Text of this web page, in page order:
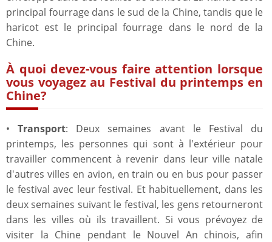
principal fourrage dans le sud de la Chine, tandis que le
haricot est le principal fourrage dans le nord de la
Chine.
À quoi devez-vous faire attention lorsque
vous voyagez au Festival du printemps en
Chine?
•Transport: Deux semaines avant le Festival du
printemps, les personnes qui sont à l'extérieur pour
travailler commencent à revenir dans leur ville natale
d'autres villes en avion, en train ou en bus pour passer
le festival avec leur festival. Et habituellement, dans les
deux semaines suivant le festival, les gens retourneront
dans les villes où ils travaillent. Si vous prévoyez de
visiter la Chine pendant le Nouvel An chinois, afin